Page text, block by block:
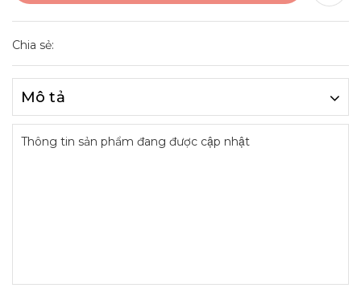
Chia sẻ:
Mô tả
Thông tin sản phẩm đang được cập nhật